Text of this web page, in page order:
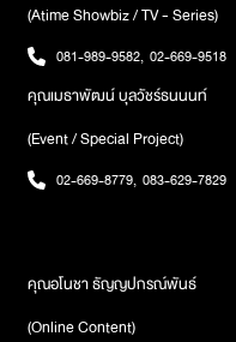
อย่างเต็มที่ แทนคำขอบคุณ
แฟนๆ เป็นอันปิดฉากการแส
จะได้เจอกันอีกในคอนเสิร์ตต่อ
(Atime Showbiz / TV - Series)
081-989-9582, 02-669-9518
คุณเมธาพัฒน์ บุลวัชร์ธนนนท์
(Event / Special Project)
02-669-8779, 083-629-7829
คุณอโนชา ธัญญปกรณ์พันธ์
(Online Content)